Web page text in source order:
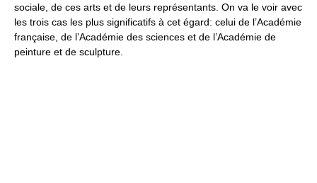
sociale, de ces arts et de leurs représentants. On va le voir avec
les trois cas les plus significatifs à cet égard: celui de l’Académie
française, de l’Académie des sciences et de l’Académie de
peinture et de sculpture.